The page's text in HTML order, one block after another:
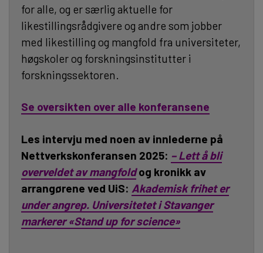
for alle, og er særlig aktuelle for
likestillingsrådgivere og andre som jobber
med likestilling og mangfold fra universiteter,
høgskoler og forskningsinstitutter i
forskningssektoren.
Se oversikten over alle konferansene
Les intervju med noen av innlederne på
Nettverkskonferansen 2025: – Lett å bli
overveldet av mangfold og kronikk av
arrangørene ved UiS: Akademisk frihet er
under angrep. Universitetet i Stavanger
markerer «Stand up for science»